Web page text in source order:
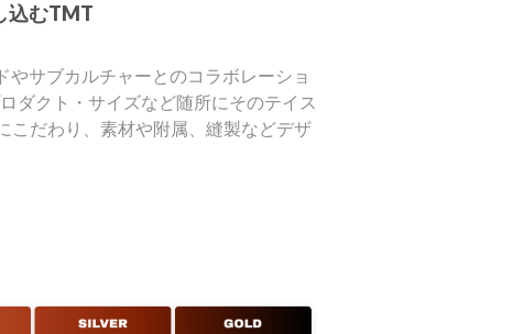
込むTMT
サブカルチャーとのコラボレーショ
ダクト・サイズなど随所にそのテイス
こだわり、素材や附属、縫製などデザ